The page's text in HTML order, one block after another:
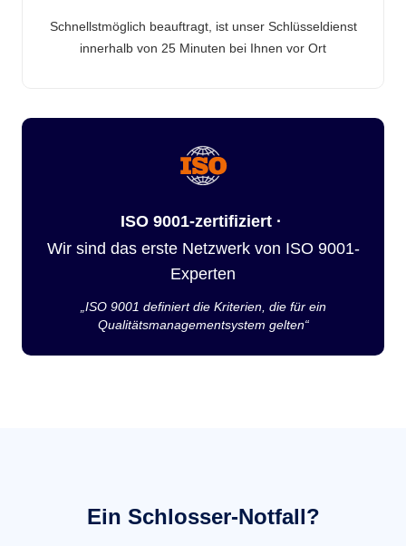
Schnellstmöglich beauftragt, ist unser Schlüsseldienst
innerhalb von 25 Minuten bei Ihnen vor Ort
ISO 9001-zertifiziert ·
Wir sind das erste Netzwerk von ISO 9001-
Experten
„ISO 9001 definiert die Kriterien, die für ein
Qualitätsmanagementsystem gelten“
Ein Schlosser-Notfall?